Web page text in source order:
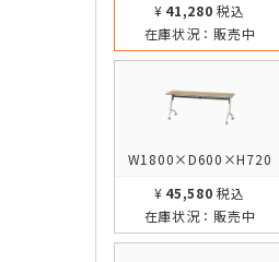
¥41,280 税込
在庫状況： 販売中
W1800×D600×H720
¥45,580 税込
在庫状況： 販売中